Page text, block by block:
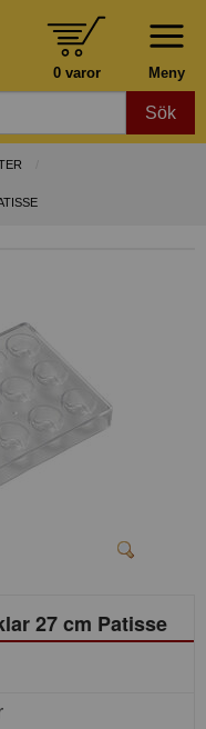
Meny
0 varor
Sök
27 cm Patisse